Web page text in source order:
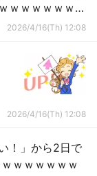
ｗｗｗｗｗｗｗ
2026/4/16(Th) 12:08
2026/4/16(Th) 12:08
！」から2日で
ｗｗｗｗｗｗ